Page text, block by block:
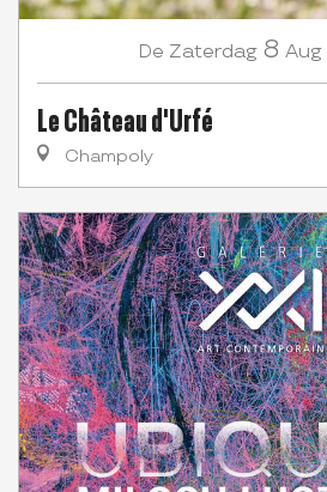
De Zaterdag 8 Aug
Le Château d'Urfé
Champoly